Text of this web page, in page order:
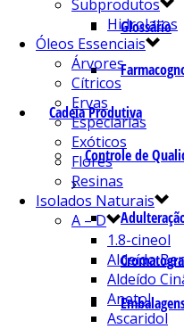
Glossário
Cadeia Produtiva
Controle de
Subprodutos
Hidrolatos
Óleos Essenciais
Árvores
Cítricos
Ervas
Especiarias
Exóticos
Flores
Resinas
Isolados Naturais
A – D
1.8-cineol
Aldeído
Aldeído
Anetol
Ascaridol